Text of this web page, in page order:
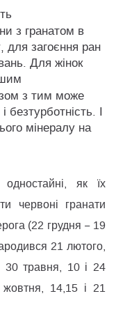
з гранатом в
для загоєння ран
Для жінок
з тим може
безтурботність. І
мінералу на
як їх
червоні гранати
(22 грудня − 19
21 лютого,
30 травня, 10 і 24
14,15 і 21